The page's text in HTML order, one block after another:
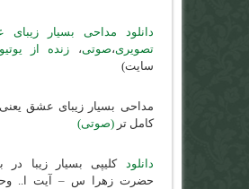
دانلود مداحی بسیار
تصویری،صوتی، زنده از
سایت)
مداحی بسیار زیبای عشق
کامل تر(صوتی)
دانلود کلیپی بسیار زیبا
حضرت زهرا س – آیت ا..